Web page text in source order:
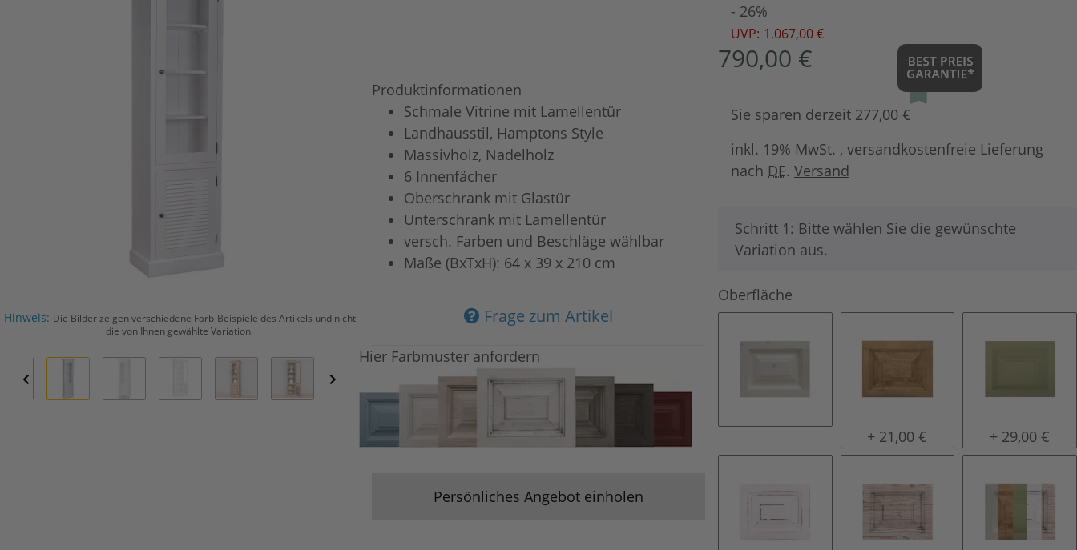
Hinweis: Die Bilder zeigen verschiedene Farb-Beispiele des Artikels und nicht
die von Ihnen gewählte Variation.
Produktinformationen
Schmale Vitrine mit Lamellentür
Landhausstil, Hamptons Style
Massivholz, Nadelholz
6 Innenfächer
Oberschrank mit Glastür
Unterschrank mit Lamellentür
versch. Farben und Beschläge wählbar
Maße (BxTxH): 64 x 39 x 210 cm
Frage zum Artikel
Hier Farbmuster anfordern
Persönliches Angebot einholen
- 26%
UVP: 1.067,00 €
790,00 €
Sie sparen derzeit 277,00 €
inkl. 19% MwSt. , versandkostenfreie Lieferung
nach DE. Versand
x
Schritt 1: Bitte wählen Sie die gewünschte
Variation aus.
Oberfläche
natur (unlackiert)gewachst
+ 21,00 € lackiert
+ 29,00 €